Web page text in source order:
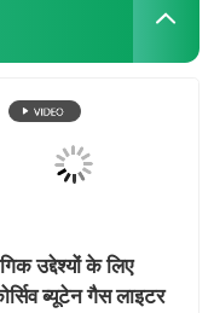
उद्देश्यों के लिए
ब्यूटेन गैस लाइटर